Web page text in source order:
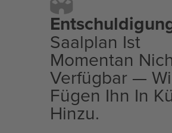
Saalplan Ist
Momentan
Verfügbar —
Fügen Ihn In
Hinzu.